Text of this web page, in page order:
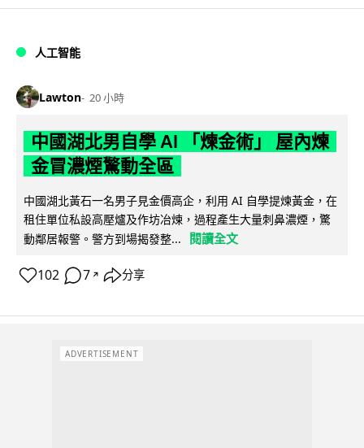
人工智能
Lawton 20 小時
中國湖北男自學 AI 「煉金術」 屋內煉
金冒濃煙驚動全區
中國湖北黃石一名男子見金價高企，利用 AI 自學提煉黃金，在
租住單位私設高壓爐及作坊冶煉，過程產生大量刺鼻濃煙，驚
動鄰居報警。警方到場揭發整...
閱讀全文
102 7 ↗ 分享
ADVERTISEMENT